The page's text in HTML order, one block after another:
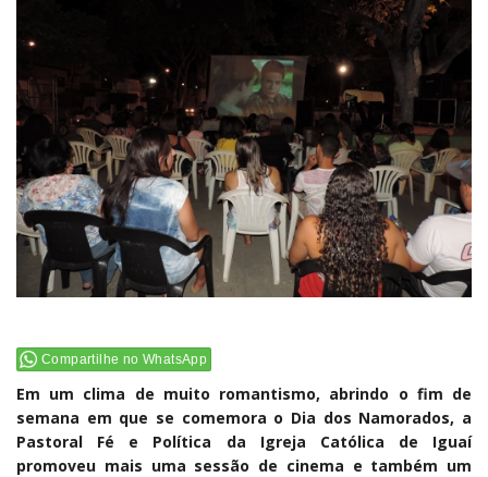
Compartilhe no WhatsApp
Em um clima de muito romantismo, abrindo o fim de
semana em que se comemora o Dia dos Namorados, a
Pastoral Fé e Política da Igreja Católica de Iguaí
promoveu mais uma sessão de cinema e também um